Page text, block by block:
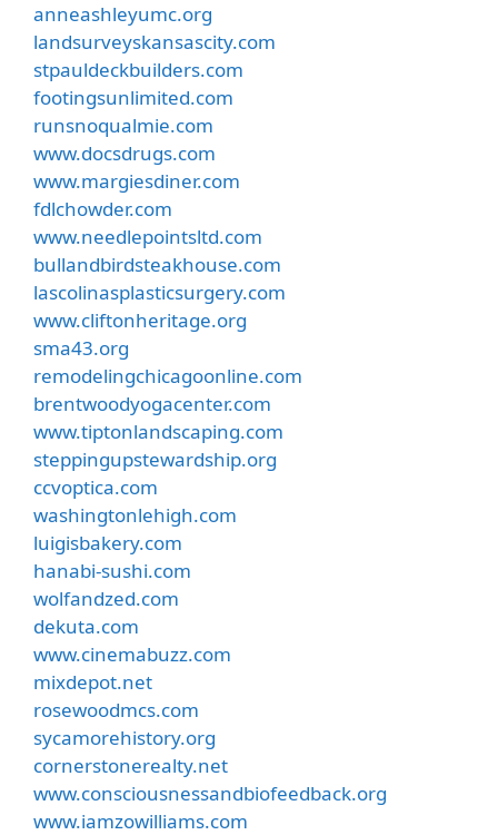
anneashleyumc.org
landsurveyskansascity.com
stpauldeckbuilders.com
footingsunlimited.com
runsnoqualmie.com
www.docsdrugs.com
www.margiesdiner.com
fdlchowder.com
www.needlepointsltd.com
bullandbirdsteakhouse.com
lascolinasplasticsurgery.com
www.cliftonheritage.org
sma43.org
remodelingchicagoonline.com
brentwoodyogacenter.com
www.tiptonlandscaping.com
steppingupstewardship.org
ccvoptica.com
washingtonlehigh.com
luigisbakery.com
hanabi-sushi.com
wolfandzed.com
dekuta.com
www.cinemabuzz.com
mixdepot.net
rosewoodmcs.com
sycamorehistory.org
cornerstonerealty.net
www.consciousnessandbiofeedback.org
www.iamzowilliams.com